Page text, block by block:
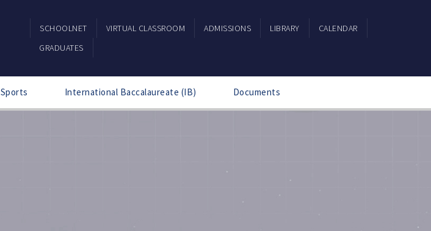
SCHOOLNET VIRTUAL CLASSROOM ADMISSIONS LIBRARY
CALENDAR
GRADUATES
Sports International Baccalaureate (IB) Documents